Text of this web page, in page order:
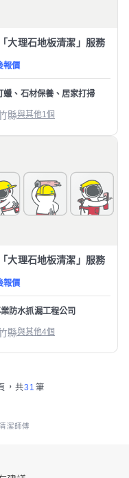
大理石地板清潔」服務
報價
蠟、石材保養、居家打掃
縣與其他1個
大理石地板清潔」服務
報價
防水抓漏工程公司
縣與其他4個
， 共31 筆
潔師傅